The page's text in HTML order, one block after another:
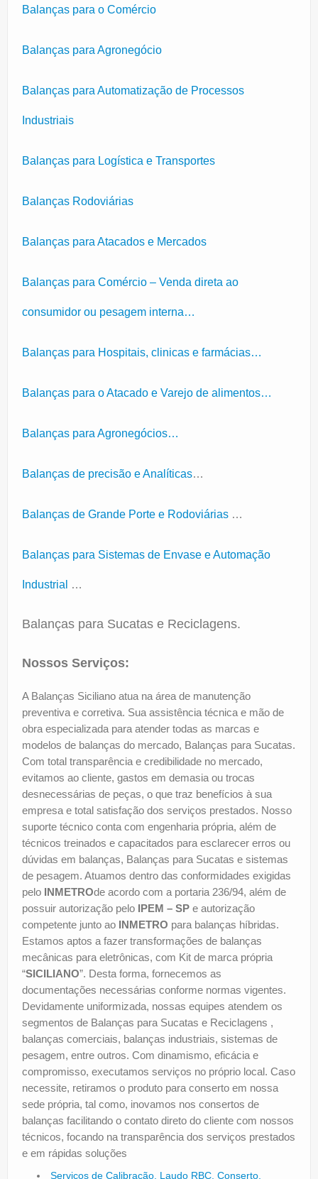
Balanças para o Comércio
Balanças para Agronegócio
Balanças para Automatização de Processos
Industriais
Balanças para Logística e Transportes
Balanças Rodoviárias
Balanças para Atacados e Mercados
Balanças para Comércio – Venda direta ao
consumidor ou pesagem interna…
Balanças para Hospitais, clinicas e farmácias…
Balanças para o Atacado e Varejo de alimentos…
Balanças para Agronegócios…
Balanças de precisão e Analíticas…
Balanças de Grande Porte e Rodoviárias …
Balanças para Sistemas de Envase e Automação
Industrial …
Balanças para Sucatas e Reciclagens.
Nossos Serviços:
A Balanças Siciliano atua na área de manutenção
preventiva e corretiva. Sua assistência técnica e mão de
obra especializada para atender todas as marcas e
modelos de balanças do mercado, Balanças para Sucatas.
Com total transparência e credibilidade no mercado,
evitamos ao cliente, gastos em demasia ou trocas
desnecessárias de peças, o que traz benefícios à sua
empresa e total satisfação dos serviços prestados. Nosso
suporte técnico conta com engenharia própria, além de
técnicos treinados e capacitados para esclarecer erros ou
dúvidas em balanças, Balanças para Sucatas e sistemas
de pesagem. Atuamos dentro das conformidades exigidas
pelo INMETROde acordo com a portaria 236/94, além de
possuir autorização pelo IPEM – SP e autorização
competente junto ao INMETRO para balanças híbridas.
Estamos aptos a fazer transformações de balanças
mecânicas para eletrônicas, com Kit de marca própria
“SICILIANO”. Desta forma, fornecemos as
documentações necessárias conforme normas vigentes.
Devidamente uniformizada, nossas equipes atendem os
segmentos de Balanças para Sucatas e Reciclagens ,
balanças comerciais, balanças industriais, sistemas de
pesagem, entre outros. Com dinamismo, eficácia e
compromisso, executamos serviços no próprio local. Caso
necessite, retiramos o produto para conserto em nossa
sede própria, tal como, inovamos nos consertos de
balanças facilitando o contato direto do cliente com nossos
técnicos, focando na transparência dos serviços prestados
e em rápidas soluções
Serviços de Calibração, Laudo RBC, Conserto,